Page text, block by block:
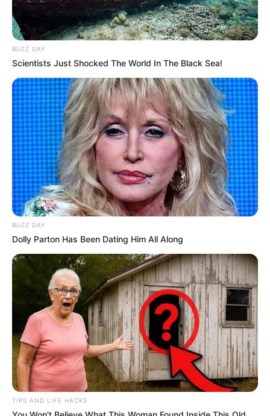
BUZZ DAY
Scientists Just Shocked The World In The Black Sea!
BUZZ DAY
Dolly Parton Has Been Dating Him All Along
TIPS AND LIFE HACKS